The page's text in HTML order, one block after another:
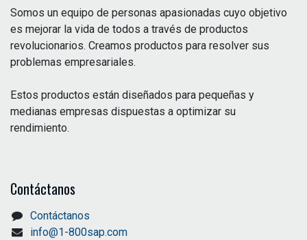
Somos un equipo de personas apasionadas cuyo objetivo
es mejorar la vida de todos a través de productos
revolucionarios. Creamos productos para resolver sus
problemas empresariales.
Estos productos están diseñados para pequeñas y
medianas empresas dispuestas a optimizar su
rendimiento.
Contáctanos
Contáctanos
info@1-800sap.com